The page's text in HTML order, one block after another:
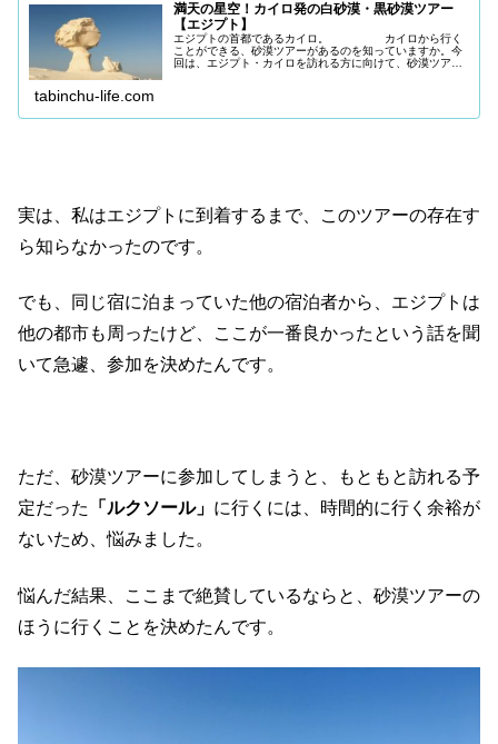
満天の星空！カイロ発の白砂漠・黒砂漠ツアー
【エジプト】
エジプトの首都であるカイロ。 カイロから行く
ことができる、砂漠ツアーがあるのを知っていますか。今
回は、エジプト・カイロを訪れる方に向けて、砂漠ツアー
tabinchu-life.com
実は、私はエジプトに到着するまで、このツアーの存在す
ら知らなかったのです。
でも、同じ宿に泊まっていた他の宿泊者から、エジプトは
他の都市も周ったけど、ここが一番良かったという話を聞
いて急遽、参加を決めたんです。
ただ、砂漠ツアーに参加してしまうと、もともと訪れる予
定だった
「ルクソール」 に行くには、時間的に行く余裕が
ないため、悩みました。
悩んだ結果、ここまで絶賛しているならと、砂漠ツアーの
ほうに行くことを決めたんです。